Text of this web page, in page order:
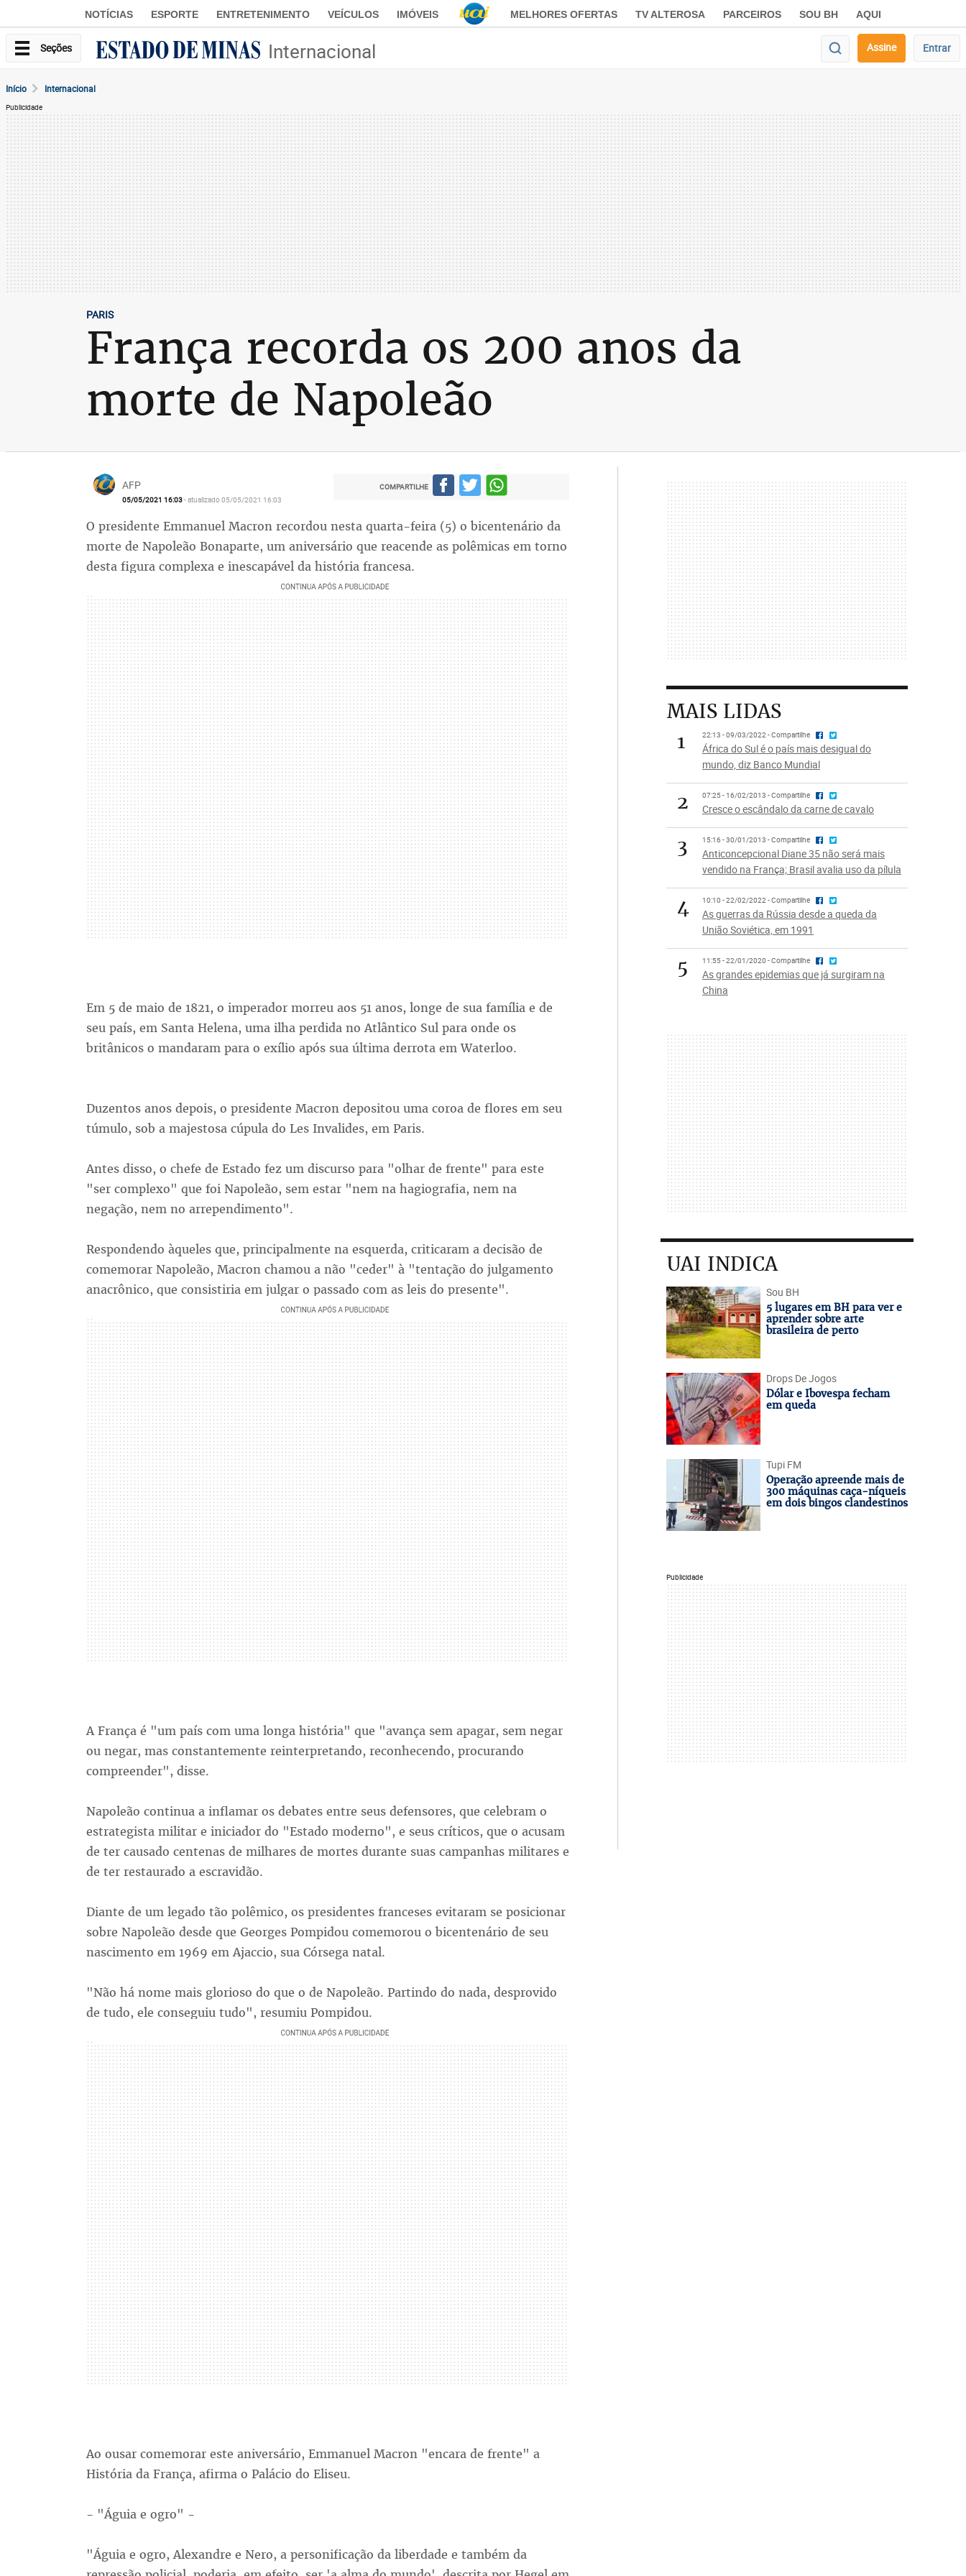
NOTÍCIAS ESPORTE ENTRETENIMENTO VEÍCULOS IMÓVEIS MELHORES OFERTAS TV ALTEROSA PARCEIROS SOU BH AQUI
Seções Internacional Assine Entrar
Início Internacional
Publicidade
PARIS
França recorda os 200 anos da
morte de Napoleão
AFP
05/05/2021 16:03- atualizado 05/05/2021 16:03
COMPARTILHE
O presidente Emmanuel Macron recordou nesta quarta-feira (5) o bicentenário da
morte de Napoleão Bonaparte, um aniversário que reacende as polêmicas em torno
desta figura complexa e inescapável da história francesa.
Em 5 de maio de 1821, o imperador morreu aos 51 anos, longe de sua família e de
seu país, em Santa Helena, uma ilha perdida no Atlântico Sul para onde os
britânicos o mandaram para o exílio após sua última derrota em Waterloo.
Duzentos anos depois, o presidente Macron depositou uma coroa de flores em seu
túmulo, sob a majestosa cúpula do Les Invalides, em Paris.
Antes disso, o chefe de Estado fez um discurso para "olhar de frente" para este
"ser complexo" que foi Napoleão, sem estar "nem na hagiografia, nem na
negação, nem no arrependimento".
Respondendo àqueles que, principalmente na esquerda, criticaram a decisão de
comemorar Napoleão, Macron chamou a não "ceder" à "tentação do julgamento
anacrônico, que consistiria em julgar o passado com as leis do presente".
A França é "um país com uma longa história" que "avança sem apagar, sem negar
ou negar, mas constantemente reinterpretando, reconhecendo, procurando
compreender", disse.
Napoleão continua a inflamar os debates entre seus defensores, que celebram o
estrategista militar e iniciador do "Estado moderno", e seus críticos, que o acusam
de ter causado centenas de milhares de mortes durante suas campanhas militares e
de ter restaurado a escravidão.
Diante de um legado tão polêmico, os presidentes franceses evitaram se posicionar
sobre Napoleão desde que Georges Pompidou comemorou o bicentenário de seu
nascimento em 1969 em Ajaccio, sua Córsega natal.
"Não há nome mais glorioso do que o de Napoleão. Partindo do nada, desprovido
de tudo, ele conseguiu tudo", resumiu Pompidou.
Ao ousar comemorar este aniversário, Emmanuel Macron "encara de frente" a
História da França, afirma o Palácio do Eliseu.
- "Águia e ogro" -
"Águia e ogro, Alexandre e Nero, a personificação da liberdade e também da
MAIS LIDAS
1
22:13 - 09/03/2022 - Compartilhe
África do Sul é o país mais desigual do
mundo, diz Banco Mundial
2 07:25 - 16/02/2013 - Compartilhe
Cresce o escândalo da carne de cavalo
3 15:16 - 30/01/2013 - Compartilhe
Anticoncepcional Diane 35 não será mais
vendido na França; Brasil avalia uso da pílula
4 10:10 - 22/02/2022 - Compartilhe
As guerras da Rússia desde a queda da
União Soviética, em 1991
5 11:55 - 22/01/2020 - Compartilhe
As grandes epidemias que já surgiram na
China
UAI INDICA
Sou BH
5 lugares em BH para ver e
aprender sobre arte
brasileira de perto
Drops De Jogos
Dólar e Ibovespa fecham
em queda
Tupi FM
Operação apreende mais de
300 máquinas caça-níqueis
em dois bingos clandestinos
Publicidade